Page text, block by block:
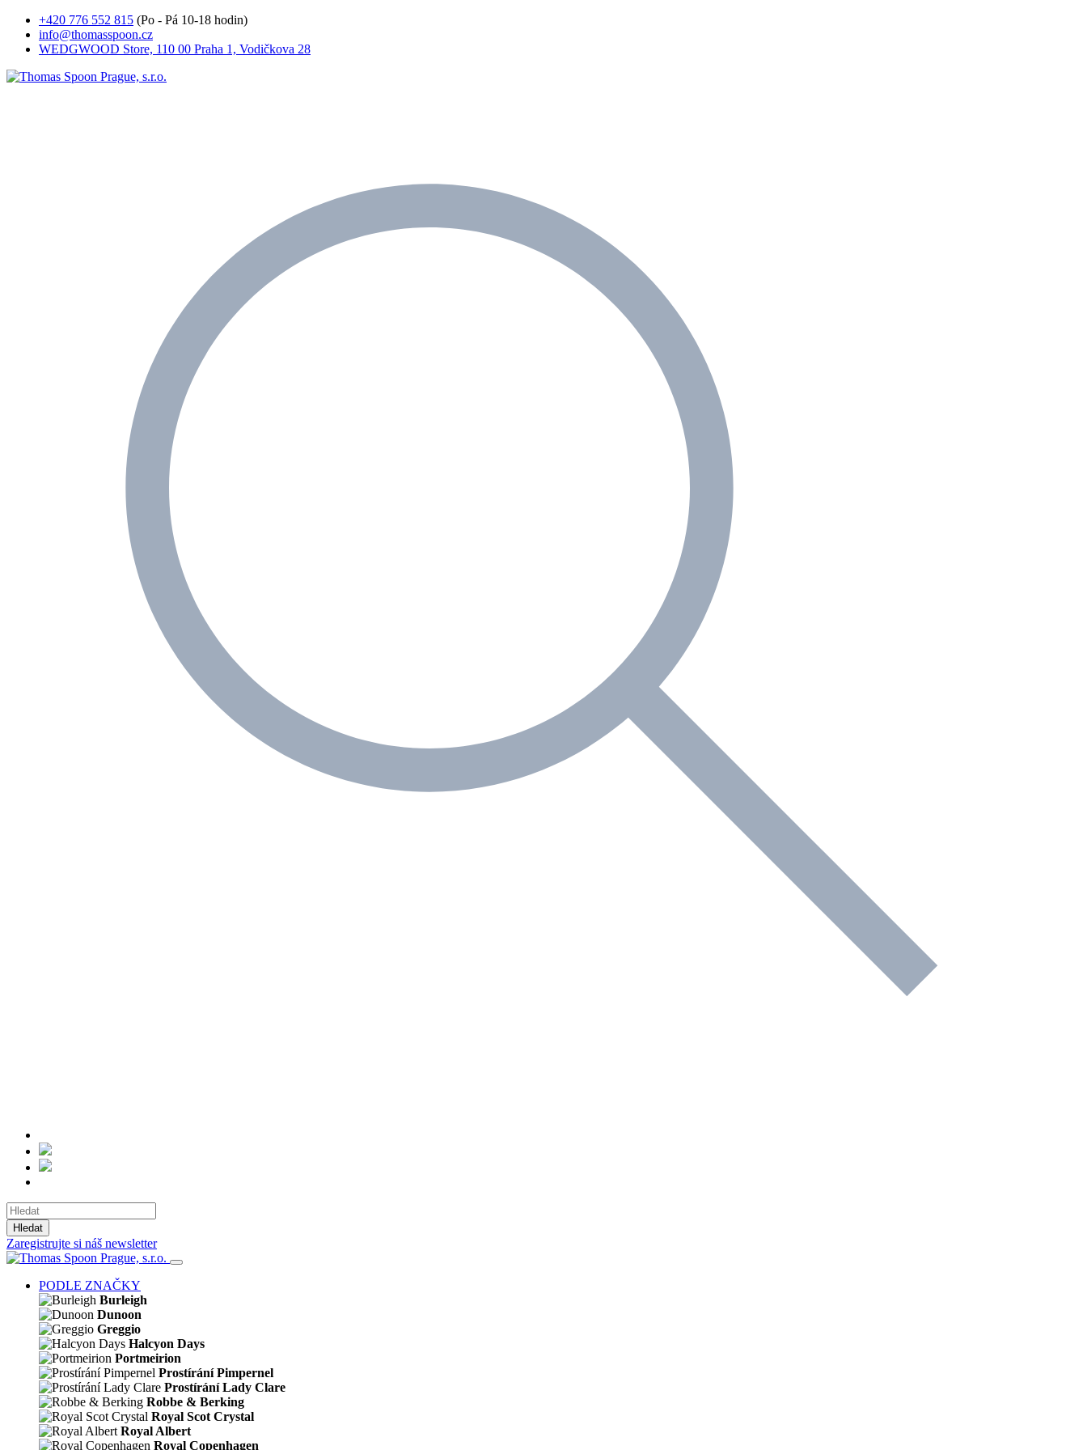
+420 776 552 815 (Po - Pá 10-18 hodin)
info@thomasspoon.cz
WEDGWOOD Store, 110 00 Praha 1, Vodičkova 28
Hledat
Zaregistrujte si náš newsletter
PODLE ZNAČKY
Burleigh
Dunoon
Greggio
Halcyon Days
Portmeirion
Prostírání Pimpernel
Prostírání Lady Clare
Robbe & Berking
Royal Scot Crystal
Royal Albert
Royal Copenhagen